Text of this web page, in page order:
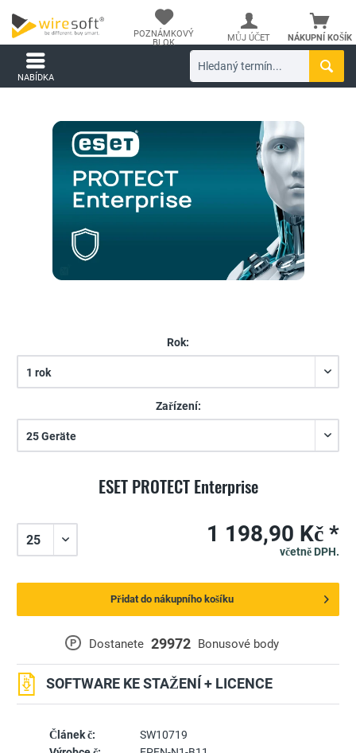
NÁKUPNÍ KOŠÍK
POZNÁMKOVÝ
BLOK
MŮJ ÚČET
NABÍDKA
ESET PROTECT Enterprise
Rok:
Zařízení:
Článek č:
SW10719
P Dostanete 29972 Bonusové body
SOFTWARE KE STAŽENÍ + LICENCE
1 198,90 Kč *
včetně DPH.
Přidat do nákupního košíku